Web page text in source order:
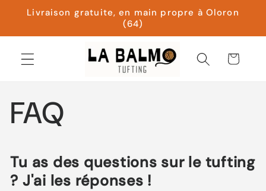
passer
contenu
Livraison gratuite, en main propre à Oloron
(64)
Panier
FAQ
Tu as des questions sur le tufting
? J'ai les réponses !